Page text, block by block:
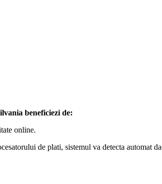
beneficiezi de:
online.
de plati, sistemul va detecta automat